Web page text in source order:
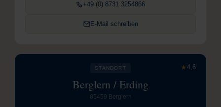
+49 (0) 8731 3254866
E-Mail schreiben
★4,6
STANDORT
Berglern / Erding
85459 Berglern